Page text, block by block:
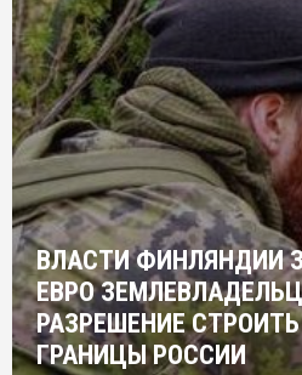
ВЛАСТИ ФИНЛЯНДИИ
ЕВРО
РАЗРЕШЕНИЕ
ГРАНИЦЫ РОССИИ